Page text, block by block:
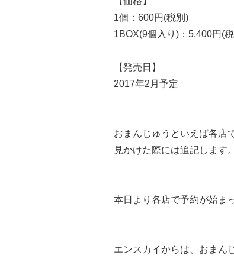
1個：600円(税別)
1BOX(9個入り)：5,400円(
【発売日】
2017年2月予定
おまんじゅうといえば各店
見かけた際には追記します。
本日より各店で予約が始ま
エンスカイからは、おまん